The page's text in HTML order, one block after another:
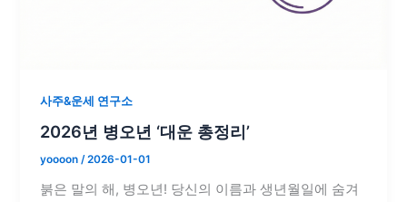
사주&운세 연구소
2026년 병오년 ‘대운 총정리’
yoooon/2026-01-01
붉은 말의 해, 병오년! 당신의 이름과 생년월일에 숨겨